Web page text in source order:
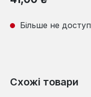
Більше не
Схожі товари